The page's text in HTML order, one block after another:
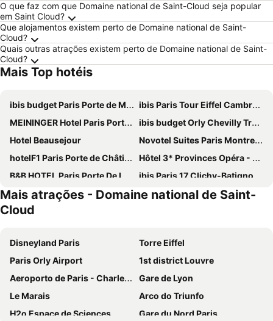
O que faz com que Domaine national de Saint-Cloud seja popular
em Saint Cloud?
Que alojamentos existem perto de Domaine national de Saint-
Cloud?
Quais outras atrações existem perto de Domaine national de Saint-
Cloud?
Mais Top hotéis
ibis budget Paris Porte de Montmartre
ibis Paris Tour Eiffel Cambronne 15ème
MEININGER Hotel Paris Porte De Vincennes
ibis budget Orly Chevilly Tram 7
Hotel Beausejour
Novotel Suites Paris Montreuil Vincennes
hotelF1 Paris Porte de Châtillon
Hôtel 3* Provinces Opéra - Vacances Bleues
B&B HOTEL Paris Porte De La Villette
ibis Paris 17 Clichy-Batignolles
ibis Budget Paris La Villette 19ème
Hôtel De Paris Opera
Hotel Eiffel Seine
Hôtel Rachel
Mercure Paris 19 Philharmonie La Villette
Exe Panorama
Comfort Hotel Paris Porte d'Ivry
Au Royal Mad
Novotel Paris Centre Gare Montparnasse
ibis Styles Paris Meteor Avenue d'Italie
Novotel Paris 14 Porte d'Orléans
Paris Rooms & Dreams Hotel
ibis budget Paris Porte d'Orleans
Mais atrações - Domaine national de Saint-
Cloud
Disneyland Paris
Torre Eiffel
Paris Orly Airport
1st district Louvre
Aeroporto de Paris - Charles de Gaulle
Gare de Lyon
Le Marais
Arco do Triunfo
H2o Espace de Sciences
Gare du Nord Paris